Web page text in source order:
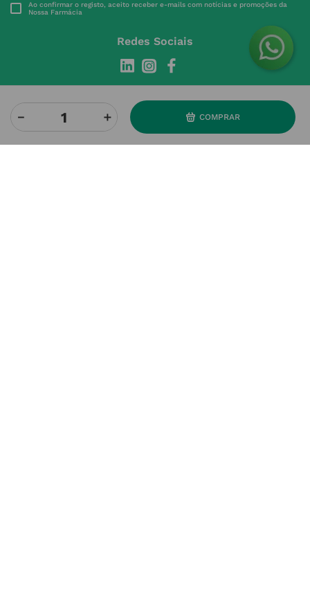
＋
－ COMPRAR
Ao confirmar o registo, aceito receber e-mails com notícias e promoções da
Nossa Farmácia
Redes Sociais